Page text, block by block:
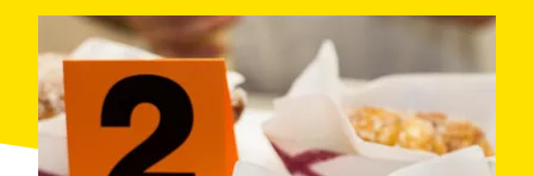
(juillet).
Comme le palais des congrès, la Fira de Girona jouit
d'un emplacement privilégié, le
parc de la Devesa
dans un environnement urbain plein de charme. La
ville de Gérone est devenue un grand centre
touristique dans la région, grâce à son
patrimoine